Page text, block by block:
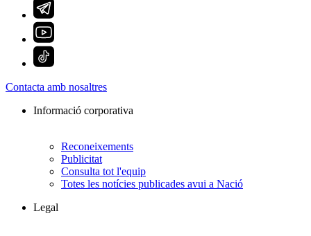
Contacta amb nosaltres
Informació corporativa
Reconeixements
Publicitat
Consulta tot l'equip
Totes les notícies publicades avui a Nació
Legal